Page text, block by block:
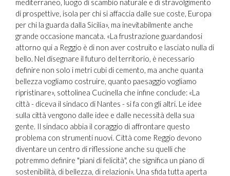
mediterraneo, luogo di scambio naturale e di stravolgimento
di prospettive, isola per chi si affaccia dalle sue coste, Europa
per chi la guarda dalla Sicilia», ma inevitabilmente anche
grande occasione mancata. «La frustrazione guardandosi
attorno qui a Reggio è di non aver costruito e lasciato nulla di
bello. Nel disegnare il futuro del territorio, è necessario
definire non solo i metri cubi di cemento, ma anche quanta
bellezza vogliamo costruire, quanto paesaggio vogliamo
ripristinare», sottolinea Cucinella che infine conclude: «La
città - diceva il sindaco di Nantes - si fa con gli altri. Le idee
sulla città vengono dalle idee e dalle necessità della sua
gente. Il sindaco abbia il coraggio di affrontare questo
problema con strumenti nuovi. Città come Reggio devono
diventare un centro di riflessione anche su quelli che
potremmo definire "piani di felicità", che significa un piano di
sostenibilità, di bellezza, di relazioni». Una sfida tutta aperta